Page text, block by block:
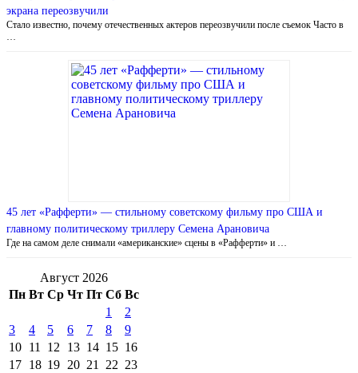
экрана переозвучили
Стало известно, почему отечественных актеров переозвучили после съемок Часто в
…
45 лет «Рафферти» — стильному советскому фильму про США и
главному политическому триллеру Семена Арановича
Где на самом деле снимали «американские» сцены в «Рафферти» и …
Август 2026
Пн Вт Ср Чт Пт Сб Вс
1
2
3
4 5 6 7 8
9
10 11 12 13 14 15 16
17 18 19 20 21 22 23